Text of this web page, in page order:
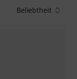
Beliebtheit